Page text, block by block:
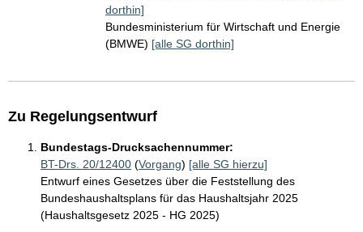
dorthin]
Bundesministerium für Wirtschaft und Energie
(BMWE) [alle SG dorthin]
Zu Regelungsentwurf
Bundestags-Drucksachennummer:
BT-Drs. 20/12400 (Vorgang) [alle SG hierzu]
Entwurf eines Gesetzes über die Feststellung des
Bundeshaushaltsplans für das Haushaltsjahr 2025
(Haushaltsgesetz 2025 - HG 2025)